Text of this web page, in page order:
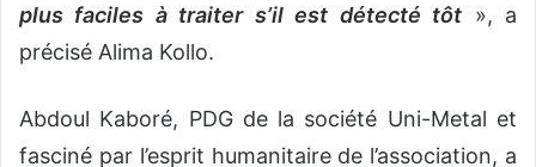
plus faciles à traiter s’il est détecté tôt », a
précisé Alima Kollo.
Abdoul Kaboré, PDG de la société Uni-Metal et
fasciné par l’esprit humanitaire de l’association, a